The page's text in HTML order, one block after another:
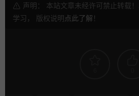
声明： 本站文章未经许可禁止转载
学习， 版权说明点此了解 ！